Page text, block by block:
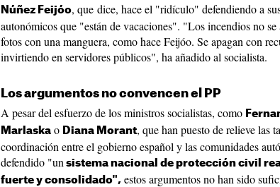
Núñez Feijóo, que dice, hace el "ridículo" defendiendo a
autonómicos que "están de vacaciones". "Los incendios no se
fotos con una manguera, como hace Feijóo. Se apagan con
invirtiendo en servidores públicos", ha añadido al socialista.
Los argumentos no convencen el PP
A pesar del esfuerzo de los ministros socialistas, como
Marlaska o Diana Morant, que han puesto de relieve las
coordinación entre el gobierno español y las comunidades
defendido "un sistema nacional de protección civil
fuerte y consolidado", estos argumentos no han sido